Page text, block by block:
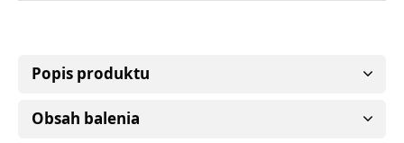
Popis produktu
Obsah balenia